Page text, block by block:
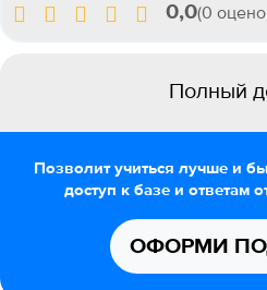
0,0(0
Полный
Позволит учиться лучше и
доступ к базе и ответам
ОФОРМИ